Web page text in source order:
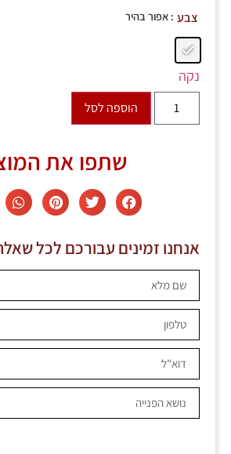
צבע : אפור בהיר
נקה
הוספה לסל
שתפו את
אנחנו זמינים עבורכם לכל